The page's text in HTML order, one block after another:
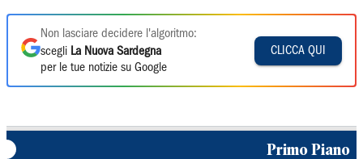
Non lasciare decidere l'algoritmo:
scegli La Nuova Sardegna
per le tue notizie su Google
CLICCA QUI
Primo Piano